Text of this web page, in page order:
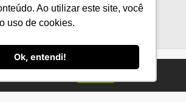
Ao utilizar este site, você
uso de cookies.
Ok, entendi!
Grãos
Hortifrúti
Eventos